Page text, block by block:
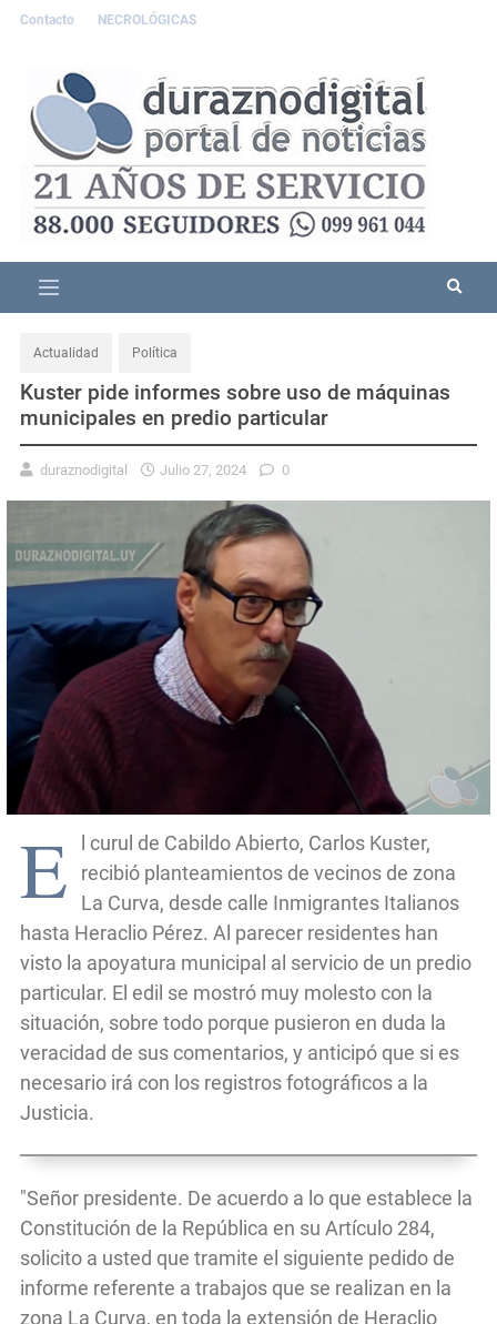
Contacto NECROLÓGICAS
Actualidad Política
Kuster pide informes sobre uso de máquinas
municipales en predio particular
duraznodigital Julio 27, 2024 0
E
l curul de Cabildo Abierto, Carlos Kuster,
recibió planteamientos de vecinos de zona
La Curva, desde calle Inmigrantes Italianos
hasta Heraclio Pérez. Al parecer residentes han
visto la apoyatura municipal al servicio de un predio
particular. El edil se mostró muy molesto con la
situación, sobre todo porque pusieron en duda la
veracidad de sus comentarios, y anticipó que si es
necesario irá con los registros fotográficos a la
Justicia.
"Señor presidente. De acuerdo a lo que establece la
Constitución de la República en su Artículo 284,
solicito a usted que tramite el siguiente pedido de
informe referente a trabajos que se realizan en la
zona La Curva, en toda la extensión de Heraclio